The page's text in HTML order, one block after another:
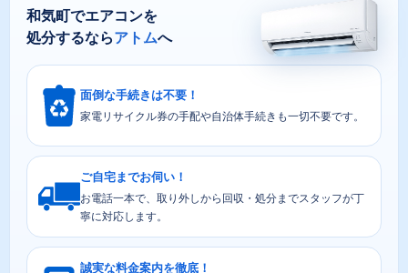
和気町でエアコンを
処分するならアトムへ
面倒な手続きは不要！
家電リサイクル券の手配や自治体手続きも一切不要です。
ご自宅までお伺い！
お電話一本で、取り外しから回収・処分までスタッフが丁
寧に対応します。
誠実な料金案内を徹底！